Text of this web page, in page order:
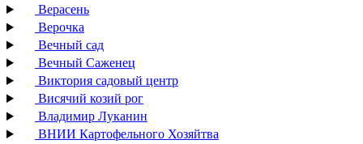
Верасень
Верочка
Вечный сад
Вечный Саженец
Виктория садовый центр
Висячий козий рог
Владимир Луканин
ВНИИ Картофельного Хозяйтва